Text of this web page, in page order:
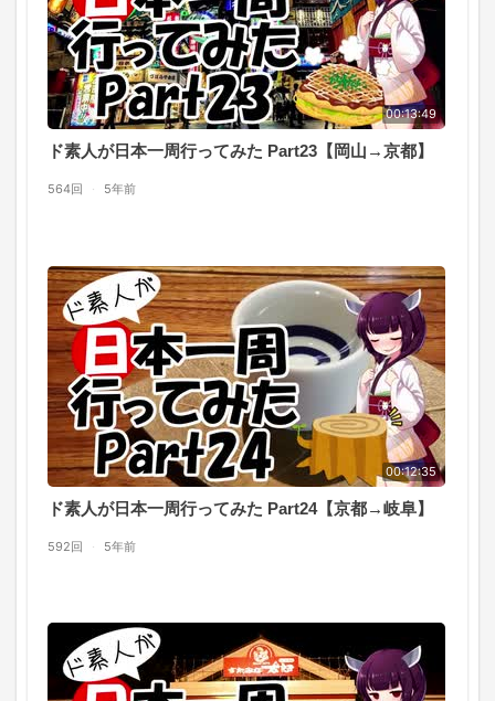
00:13:49
ド素人が日本一周行ってみた Part23【岡山→京都】
564回 · 5年前
00:12:35
ド素人が日本一周行ってみた Part24【京都→岐阜】
592回 · 5年前